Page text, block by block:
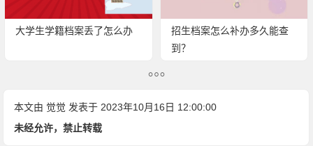
大学生学籍档案丢了怎么办
招生档案怎么补办多久能查
到？
本文由 觉觉 发表于 2023年10月16日 12:00:00
未经允许，禁止转载